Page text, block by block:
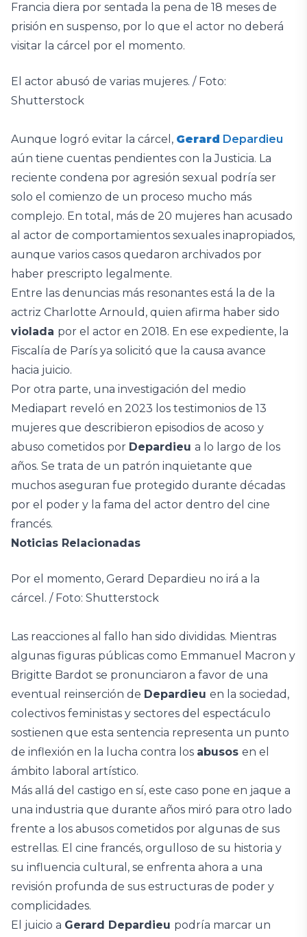
Francia diera por sentada la pena de 18 meses de
prisión en suspenso, por lo que el actor no deberá
visitar la cárcel por el momento.
El actor abusó de varias mujeres. / Foto:
Shutterstock
Aunque logró evitar la cárcel, Gerard Depardieu
aún tiene cuentas pendientes con la Justicia. La
reciente condena por agresión sexual podría ser
solo el comienzo de un proceso mucho más
complejo. En total, más de 20 mujeres han acusado
al actor de comportamientos sexuales inapropiados,
aunque varios casos quedaron archivados por
haber prescripto legalmente.
Entre las denuncias más resonantes está la de la
actriz Charlotte Arnould, quien afirma haber sido
violada por el actor en 2018. En ese expediente, la
Fiscalía de París ya solicitó que la causa avance
hacia juicio.
Por otra parte, una investigación del medio
Mediapart reveló en 2023 los testimonios de 13
mujeres que describieron episodios de acoso y
abuso cometidos por Depardieu a lo largo de los
años. Se trata de un patrón inquietante que
muchos aseguran fue protegido durante décadas
por el poder y la fama del actor dentro del cine
francés.
Noticias Relacionadas
Por el momento, Gerard Depardieu no irá a la
cárcel. / Foto: Shutterstock
Las reacciones al fallo han sido divididas. Mientras
algunas figuras públicas como Emmanuel Macron y
Brigitte Bardot se pronunciaron a favor de una
eventual reinserción de Depardieu en la sociedad,
colectivos feministas y sectores del espectáculo
sostienen que esta sentencia representa un punto
de inflexión en la lucha contra los abusos en el
ámbito laboral artístico.
Más allá del castigo en sí, este caso pone en jaque a
una industria que durante años miró para otro lado
frente a los abusos cometidos por algunas de sus
estrellas. El cine francés, orgulloso de su historia y
su influencia cultural, se enfrenta ahora a una
revisión profunda de sus estructuras de poder y
complicidades.
El juicio a Gerard Depardieu podría marcar un